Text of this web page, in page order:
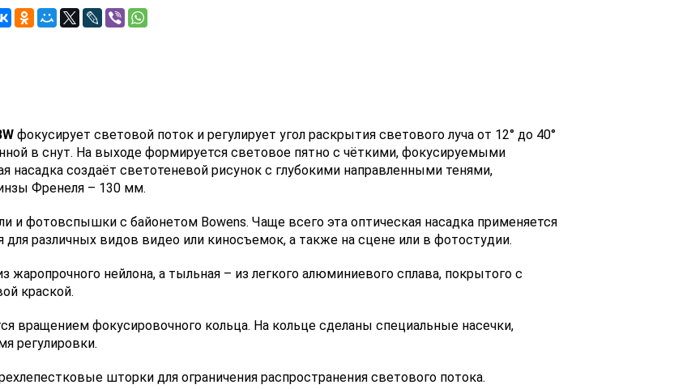
фокусирует световой поток и регулирует угол раскрытия светового луча от 12° до 40°
в снут. На выходе формируется световое пятно с чёткими, фокусируемыми
насадка создаёт светотеневой рисунок с глубокими направленными тенями,
Френеля – 130 мм.
и фотовспышки с байонетом Bowens. Чаще всего эта оптическая насадка применяется
для различных видов видео или киносъемок, а также на сцене или в фотостудии.
жаропрочного нейлона, а тыльная – из легкого алюминиевого сплава, покрытого с
краской.
вращением фокусировочного кольца. На кольце сделаны специальные насечки,
регулировки.
шторки для ограничения распространения светового потока.